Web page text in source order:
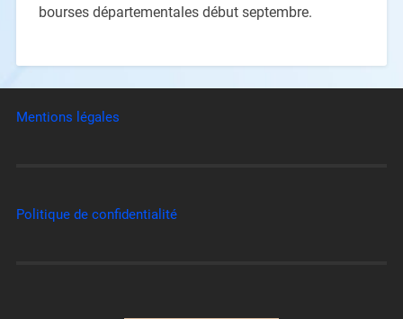
bourses départementales début septembre.
Mentions légales
Politique de confidentialité